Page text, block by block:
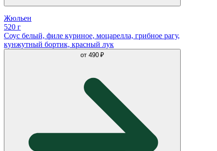
Жюльен
520 г
Соус белый, филе куриное, моцарелла, грибное рагу,
кунжутный бортик, красный лук
от 490 ₽